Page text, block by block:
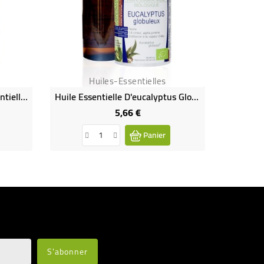
DATE DÉPASSÉE - Huile Essentielle De Romarin À Camphre Bio
Huiles-Essentielles
Huile Essentielle D'eucalyptus Globuleux Bio
5,66 €Prix
Panier